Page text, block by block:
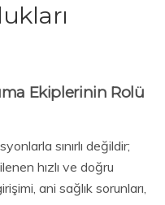
Ekiplerinin Rolü
sınırlı değildir;
hızlı ve doğru
ani sağlık sorunları,